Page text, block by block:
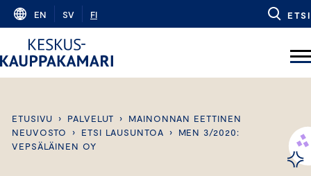
Skip
content
EN SV FI ETSI
ETUSIVU › PALVELUT ›
MAINONNAN EETTINEN
NEUVOSTO
› ETSI LAUSUNTOA ›
MEN 3/2020:
VEPSÄLÄINEN OY